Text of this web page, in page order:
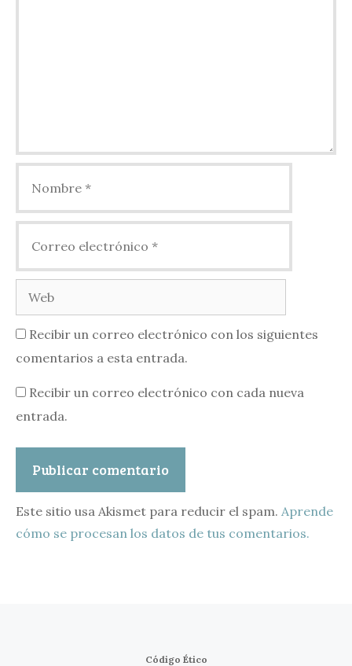
electrónico
Recibir un correo electrónico con los siguientes
comentarios a esta entrada.
Recibir un correo electrónico con cada nueva
entrada.
Este sitio usa Akismet para reducir el spam. Aprende
cómo se procesan los datos de tus comentarios.
Código Ético